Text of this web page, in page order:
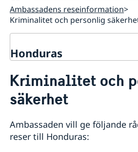
Ambassadens reseinformation
Kriminalitet och personlig
Honduras
Hjälp till svenskar i Honduras
Rösta i Honduras
Akut hjälp i Honduras
Pass i Honduras
Provisoriskt pass
Hjälp kring medborgarskap
Reseinformation
Aktuella händelser
Allmänna säkerhetsläget
Kriminalitet och
säkerhet
Ambassaden vill ge följande
reser till Honduras: